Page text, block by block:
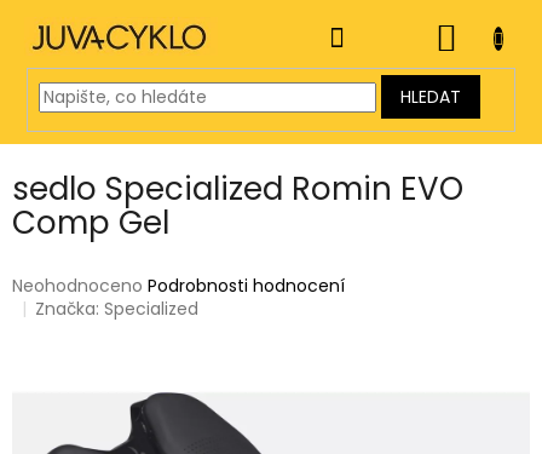
obsah
HLEDAT
KOŠÍK
sedlo Specialized Romin EVO
Comp Gel
Průměrné
hodnocení
hvězdiček.
Neohodnoceno Podrobnosti hodnocení
Značka:Specialized